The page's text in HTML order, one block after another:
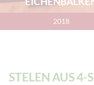
2018
STELEN AUS 4-